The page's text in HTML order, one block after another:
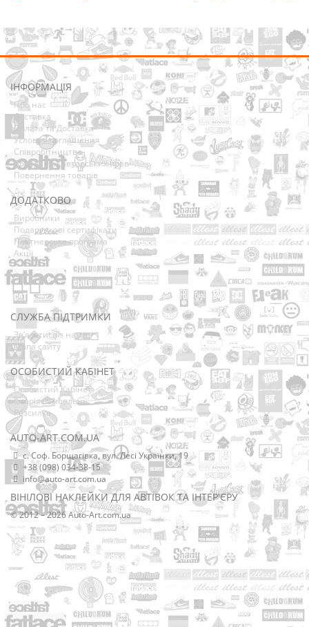
ІНФОРМАЦІЯ
Про нас
Доставка
Оплата та Доставка
Условия соглашения
Співробітництво
Володарям авторських прав
Повернення товарів
ДОДАТКОВО
Виробники
Подарункові сертифікати
Партнерська програма
Акції
СЛУЖБА ПІДТРИМКИ
Зв’язатися з нами
Мапа сайту
ОСОБИСТИЙ КАБІНЕТ
Особистий Кабінет
Історія замовлень
Розсилка
AUTO-ART.COM.UA
с. Соф. Борщагівка, вул. Лесі Українки, 19
+38 (098) 034-38-15
info@auto-art.com.ua
ВІНІЛОВІ НАКЛЕЙКИ ДЛЯ АВТІВОК ТА ІНТЕР'ЄРУ
© 2012 – 2026 Auto-Art.com.ua